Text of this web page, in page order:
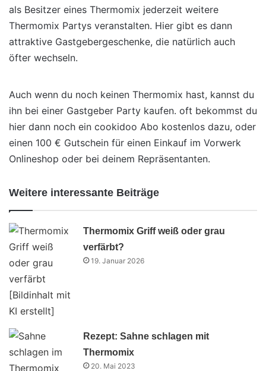
als Besitzer eines Thermomix jederzeit weitere
Thermomix Partys veranstalten. Hier gibt es dann
attraktive Gastgebergeschenke, die natürlich auch
öfter wechseln.
Auch wenn du noch keinen Thermomix hast, kannst du
ihn bei einer Gastgeber Party kaufen. oft bekommst du
hier dann noch ein cookidoo Abo kostenlos dazu, oder
einen 100 € Gutschein für einen Einkauf im Vorwerk
Onlineshop oder bei deinem Repräsentanten.
Weitere interessante Beiträge
Thermomix Griff weiß oder grau
verfärbt?
19. Januar 2026
Rezept: Sahne schlagen mit
Thermomix
20. Mai 2023